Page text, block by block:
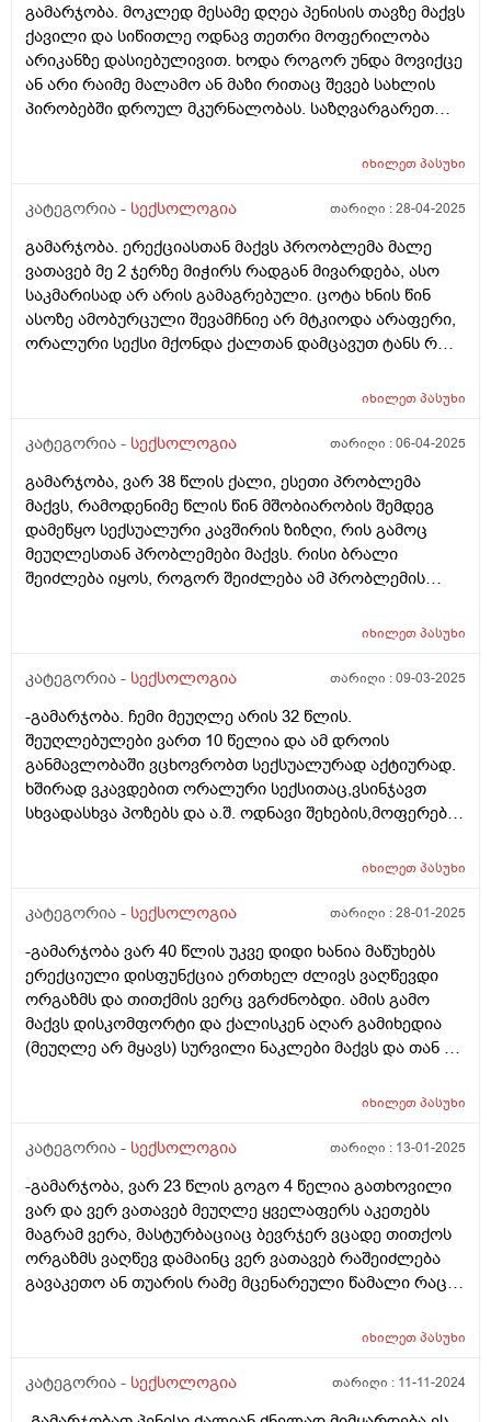
გამარჯობა. მოკლედ მესამე დღეა პენისის თავზე მაქვს
ქავილი და სიწითლე ოდნავ თეთრი მოფერილობა
არიკანზე დასიებულივით. ხოდა როგორ უნდა მოვიქცე
ან არი რაიმე მალამო ან მაზი რითაც შევებ სახლის
პირობებში დროულ მკურნალობას. საზღვარგარეთ
იხილეთპასუხი
კატეგორია - სექსოლოგია თარიღი :28-04-2025
გამარჯობა. ერექციასთან მაქვს პროობლემა მალე
ვათავებ მე 2 ჯერზე მიჭირს რადგან მივარდება, ასო
საკმარისად არ არის გამაგრებული. ცოტა ხნის წინ
ასოზე ამობურცული შევამჩნიე არ მტკიოდა არაფერი,
ორალური სექსი მქონდა ქალთან დამცავუთ ტანს რო
სავარაუდოდ კაპილარები უნდა ბრალი იყო. სპირტს
დ ვიტამინის ნაკლებობა მაქვს ანალიზმა 16 მიჩვენა
წამალს ვსვავ საერთოდ არ ხდება აღზნება ასოსი.
მაინტერესებს ვის მივმართო ბათუმში თუ იცით ვინმე
სპეციალისტი. ვარ 37 წლის.
იხილეთპასუხი
კატეგორია - სექსოლოგია თარიღი :06-04-2025
გამარჯობა, ვარ 38 წლის ქალი, ესეთი პრობლემა
მაქვს, რამოდენიმე წლის წინ მშობიარობის შემდეგ
დამეწყო სექსუალური კავშირის ზიზღი, რის გამოც
მეუღლესთან პრობლემები მაქვს. რისი ბრალი
შეიძლება იყოს, როგორ შეიძლება ამ პრობლემის
პროფილის ექიმს მივმართო ამ პრობლემასთან
იხილეთპასუხი
კატეგორია - სექსოლოგია თარიღი :09-03-2025
-გამარჯობა. ჩემი მეუღლე არის 32 წლის.
შეუღლებულები ვართ 10 წელია და ამ დროის
განმავლობაში ვცხოვრობთ სექსუალურად აქტიურად.
ხშირად ვკავდებით ორალური სექსითაც,ვსინჯავთ
სხვადასხვა პოზებს და ა.შ. ოდნავი შეხების,მოფერების
სასქესო ორგანო. რამდენიმე დღეა ატყობს რომ
და მალევე მჩვარდება. გათავება არ უჭირს,განიცდის
გამაგრებული არ აქვს. შეიძლება თუ არა ეს იყოს იმის
მიზეზი, რომ წინა სამი კვირის განმავლობაში,ორჯერ
იწვა კლინიკაში და გაიკეთა ენდოსკოპიური და
წვრილი ნაწლავის გამოკვლევები. პირველად სრული
დაძინებით,მეორედ ნარკოზით,ვენაში შეუყვანეს
გაიკეთა მსგავსი კვლევები,კოლონოსკოპია და
ფარული სისხლდენის გამო ჰქონდა 8.5ზე დაწეული. ეს
ყველაფერი შეიძლება უკავშირდებოდეს ამ
პრობლემას? და თუ არის გამოსწორებადი? სხვას
ვერაფერს ვერ ვუკავშირებთ. არ არის მწეველი არც
სიგარეტის და საერთოდ არაფრის, მხოლოდ ლუდს
სვამს იშვიათად. დიდი მადლობა წინასწარ.
იხილეთპასუხი
კატეგორია - სექსოლოგია თარიღი :28-01-2025
-გამარჯობა ვარ 40 წლის უკვე დიდი ხანია მაწუხებს
ერექციული დისფუნქცია ერთხელ ძლივს ვაღწევდი
ორგაზმს და თითქმის ვერც ვგრძნობდი. ამის გამო
მაქვს დისკომფორტი და ქალისკენ აღარ გამიხედია
(მეუღლე არ მყავს) სურვილი ნაკლები მაქვს და თან არ
გამომიწერა ადორა. არც ეგ დამილევია არ ვიცი
ეგეთია დროებითი, თუ კურნავს კურნავს? ისიც არ ვიცი
ავუხსენი არც გავუსინჯივარ ეგრევე ადორა
გამომიწერა ბოდიშით ბევრი დავწერე
იხილეთპასუხი
კატეგორია - სექსოლოგია თარიღი : 13-01-2025
-გამარჯობა, ვარ 23 წლის გოგო 4 წელია გათხოვილი
ვარ და ვერ ვათავებ მეუღლე ყველაფერს აკეთებს
მაგრამ ვერა, მასტურბაციაც ბევრჯერ ვცადე თითქოს
ორგაზმს ვაღწევ დამაინც ვერ ვათავებ რაშეიძლება
გავაკეთო ან თუარის რამე მცენარეული წამალი რაც
იხილეთპასუხი
კატეგორია - სექსოლოგია თარიღი : 11-11-2024